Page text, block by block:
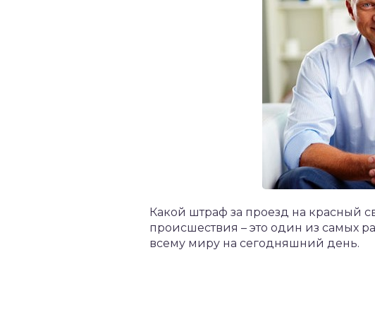
Какой штраф за проезд на красный
происшествия – это один из самых
всему миру на сегодняшний день.